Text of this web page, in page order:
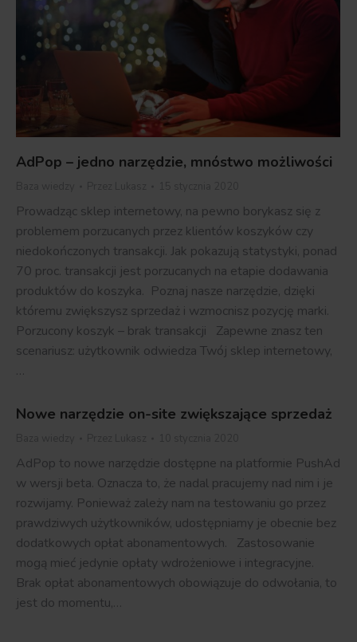
AdPop – jedno narzędzie, mnóstwo możliwości
Prowadząc sklep internetowy, na pewno borykasz się z
problemem porzucanych przez klientów koszyków czy
niedokończonych transakcji. Jak pokazują statystyki, ponad
70 proc. transakcji jest porzucanych na etapie dodawania
produktów do koszyka. Poznaj nasze narzędzie, dzięki
któremu zwiększysz sprzedaż i wzmocnisz pozycję marki.
Porzucony koszyk – brak transakcji Zapewne znasz ten
scenariusz: użytkownik odwiedza Twój sklep internetowy,
…
Nowe narzędzie on-site zwiększające sprzedaż
AdPop to nowe narzędzie dostępne na platformie PushAd
w wersji beta. Oznacza to, że nadal pracujemy nad nim i je
rozwijamy. Ponieważ zależy nam na testowaniu go przez
prawdziwych użytkowników, udostępniamy je obecnie bez
dodatkowych opłat abonamentowych. Zastosowanie
mogą mieć jedynie opłaty wdrożeniowe i integracyjne.
Brak opłat abonamentowych obowiązuje do odwołania, to
jest do momentu,…